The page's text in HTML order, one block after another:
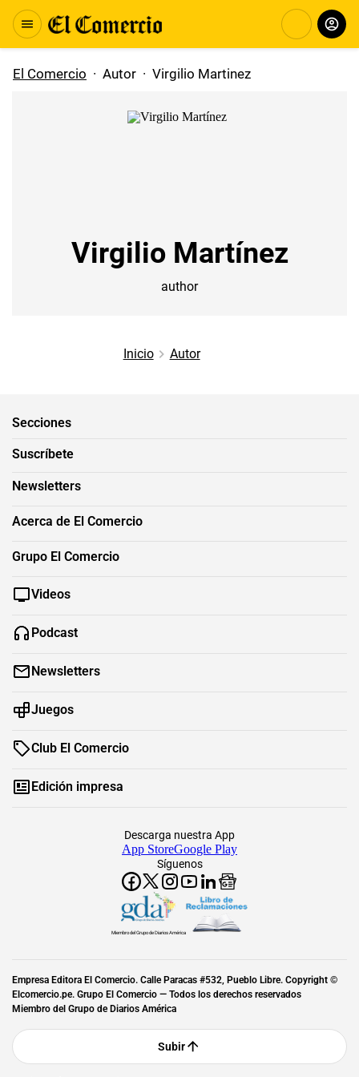
El Comercio · Autor · Virgilio Martinez
Virgilio Martínez
author
Inicio Autor
Secciones
Suscríbete
Newsletters
Acerca de El Comercio
Grupo El Comercio
Videos
Podcast
Newsletters
Juegos
Club El Comercio
Edición impresa
Síguenos
Descarga nuestra App
App StoreGoogle Play
Miembro del Grupo de Diarios América
Empresa Editora El Comercio. Calle Paracas #532, Pueblo Libre. Copyright ©
Elcomercio.pe. Grupo El Comercio — Todos los derechos reservados
Miembro del Grupo de Diarios América
Subir